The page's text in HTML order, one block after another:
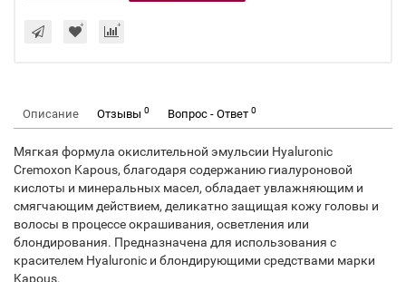
Описание Отзывы 0 Вопрос - Ответ 0
Мягкая формула окислительной эмульсии Hyaluronic
Cremoxon Kapous, благодаря содержанию гиалуроновой
кислоты и минеральных масел, обладает увлажняющим и
смягчающим действием, деликатно защищая кожу головы и
волосы в процессе окрашивания, осветления или
блондирования. Предназначена для использования с
красителем Hyaluronic и блондирующими средствами марки
Kapous.